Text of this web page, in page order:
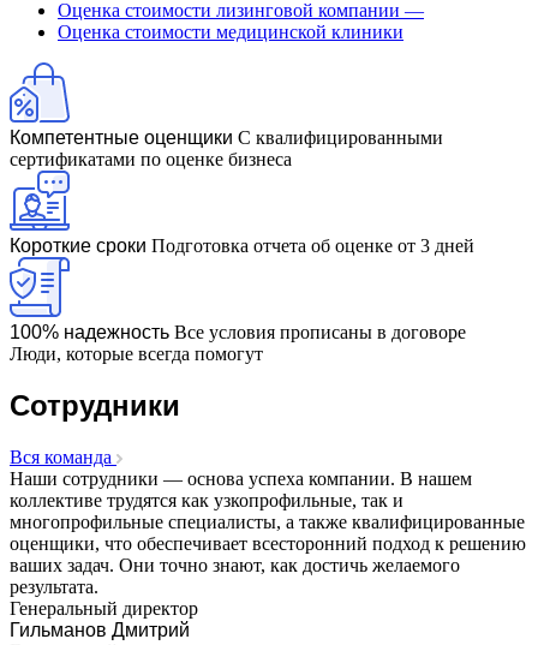
Оценка стоимости лизинговой компании —
Оценка стоимости медицинской клиники
Компетентные оценщики С квалифицированными
сертификатами по оценке бизнеса
Короткие сроки Подготовка отчета об оценке от 3 дней
100% надежность Все условия прописаны в договоре
Люди, которые всегда помогут
Сотрудники
Вся команда
Наши сотрудники — основа успеха компании. В нашем
коллективе трудятся как узкопрофильные, так и
многопрофильные специалисты, а также квалифицированные
оценщики, что обеспечивает всесторонний подход к решению
ваших задач. Они точно знают, как достичь желаемого
результата.
Генеральный директор
Гильманов Дмитрий
Бронницы
Бугульма
Бугуруслан
Бузулук
Буй
Буйнакск
Бутурлиновка
Валдай
Валуйки
Великие Луки
Великий Новгород
Великий Устюг
Верещагино
Верхняя Пышма
Верхняя Салда
Видное
Владивосток
Владикавказ
Владимир
Волгоград